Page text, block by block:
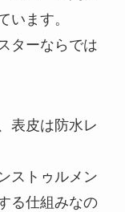
います。
ターならでは
表皮は防水レ
ストゥルメン
る仕組みなの